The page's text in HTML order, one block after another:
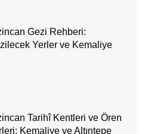
Gezi Rehberi:
Yerler ve Kemaliye
Tarihî Kentleri ve Ören
Kemaliye ve Altıntepe